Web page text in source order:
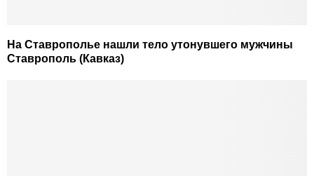
На Ставрополье нашли тело утонувшего мужчины
Ставрополь (Кавказ)